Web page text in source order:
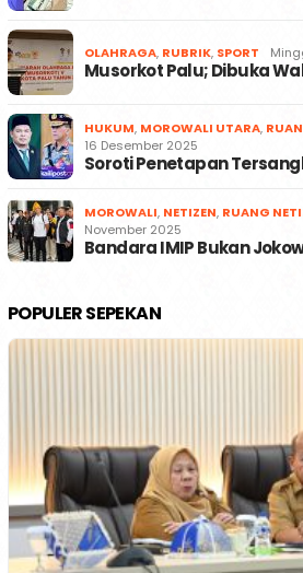
OLAHRAGA, RUBRIK, SPORT
Musorkot Palu; Dibuka
HUKUM, MOROWALI UTARA,
16 Desember 2025
Soroti Penetapan
MOROWALI, NETIZEN, RUANG
November 2025
Bandara IMIP Bukan
POPULER SEPEKAN